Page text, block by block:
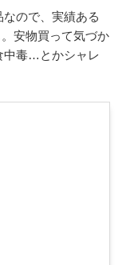
ので、実績ある
安物買って気づか
中毒…とかシャレ